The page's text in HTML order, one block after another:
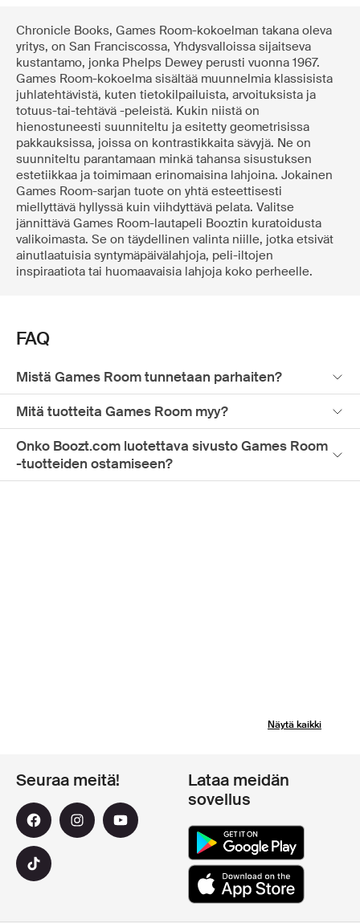
Chronicle Books, Games Room-kokoelman takana oleva
yritys, on San Franciscossa, Yhdysvalloissa sijaitseva
kustantamo, jonka Phelps Dewey perusti vuonna 1967.
Games Room-kokoelma sisältää muunnelmia klassisista
juhlatehtävistä, kuten tietokilpailuista, arvoituksista ja
totuus-tai-tehtävä -peleistä. Kukin niistä on
hienostuneesti suunniteltu ja esitetty geometrisissa
pakkauksissa, joissa on kontrastikkaita sävyjä. Ne on
suunniteltu parantamaan minkä tahansa sisustuksen
estetiikkaa ja toimimaan erinomaisina lahjoina. Jokainen
Games Room-sarjan tuote on yhtä esteettisesti
miellyttävä hyllyssä kuin viihdyttävä pelata. Valitse
jännittävä Games Room-lautapeli Booztin kuratoidusta
valikoimasta. Se on täydellinen valinta niille, jotka etsivät
ainutlaatuisia syntymäpäivälahjoja, peli-iltojen
inspiraatiota tai huomaavaisia lahjoja koko perheelle.
FAQ
Mistä Games Room tunnetaan parhaiten?
Mitä tuotteita Games Room myy?
Onko Boozt.com luotettava sivusto Games Room
-tuotteiden ostamiseen?
Näytä kaikki
Seuraa meitä!
Lataa meidän
sovellus